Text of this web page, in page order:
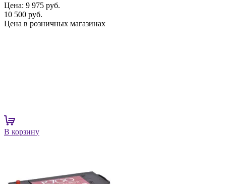
Цена: 9 975 руб.
10 500 руб.
Цена в розничных магазинах
В корзину